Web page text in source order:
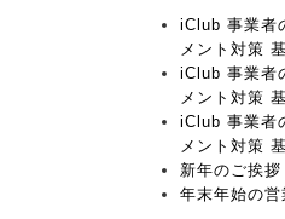
iClub 事業者
メント対策
iClub 事業者
メント対策
iClub 事業者
メント対策
新年のご挨拶
年末年始の